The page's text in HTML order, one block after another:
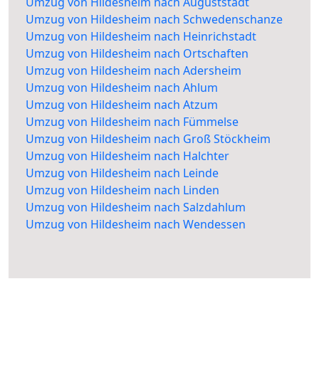
Umzug von Hildesheim nach Schwedenschanze
Umzug von Hildesheim nach Heinrichstadt
Umzug von Hildesheim nach Ortschaften
Umzug von Hildesheim nach Adersheim
Umzug von Hildesheim nach Ahlum
Umzug von Hildesheim nach Atzum
Umzug von Hildesheim nach Fümmelse
Umzug von Hildesheim nach Groß Stöckheim
Umzug von Hildesheim nach Halchter
Umzug von Hildesheim nach Leinde
Umzug von Hildesheim nach Linden
Umzug von Hildesheim nach Salzdahlum
Umzug von Hildesheim nach Wendessen